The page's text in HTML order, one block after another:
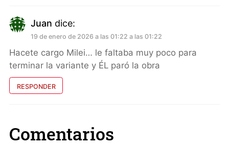
Juan dice:
19 de enero de 2026 a las 01:22 a las 01:22
Hacete cargo Milei… le faltaba muy poco para
terminar la variante y ÉL paró la obra
RESPONDER
Comentarios